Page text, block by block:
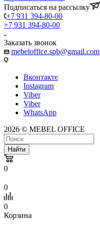
Подписаться на рассылку
+7 931 394-80-00
+7 931 394-80-00
Заказать звонок
mebeloffice.spb@gmail.com
Вконтакте
Instagram
Viber
Viber
WhatsApp
2026 © MEBEL OFFICE
Найти
0
0
0
Корзина